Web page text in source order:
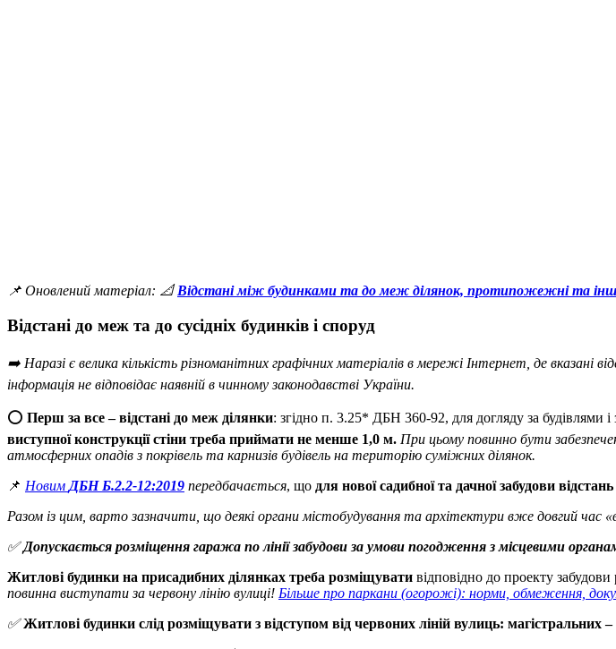
📌 Оновлений матеріал: 📐 Відстані між будинками та до меж ділянок, протипожежні та інші
Відстані до меж та до сусідніх будинків і споруд
➡️ Наразі є велика кількість різноманітних графічних матеріалів в мережі Інтернет, де вказані
інформація не відповідає наявній в чинному законодавстві України.
⭕️ Перш за все – відстані до меж ділянки: згідно п. 3.25* ДБН 360-92, для догляду за будівлями
виступної конструкції стіни треба приймати не менше 1,0 м. При цьому повинно бути
атмосферних опадів з покрівель та карнизів будівель на територію суміжних ділянок.
📌 Новим ДБН Б.2.2-12:2019 передбачається, що для нової садибної та дачної забудови
Разом із цим, варто зазначити, що деякі органи містобудування та архітектури вже довгий час
✅Допускається розміщення гаража по лінії забудови за умови погодження з місцевими
Житлові будинки на присадибних ділянках треба розміщувати відповідно до проекту
повинна виступати за червону лінію вулиці! Більше про паркани (огорожі): норми, обмеження,
✅ Житлові будинки слід розміщувати з відступом від червоних ліній вулиць: